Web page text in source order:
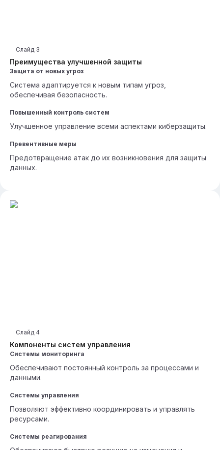
Преимущества улучшенной защиты
Слайд 3
Защита от новых угроз
Система адаптируется к новым типам угроз,
обеспечивая безопасность.
Повышенный контроль систем
Улучшенное управление всеми аспектами киберзащиты.
Превентивные меры
Предотвращение атак до их возникновения для защиты
данных.
Компоненты систем управления
Слайд 4
Системы мониторинга
Обеспечивают постоянный контроль за процессами и
данными.
Системы управления
Позволяют эффективно координировать и управлять
ресурсами.
Системы реагирования